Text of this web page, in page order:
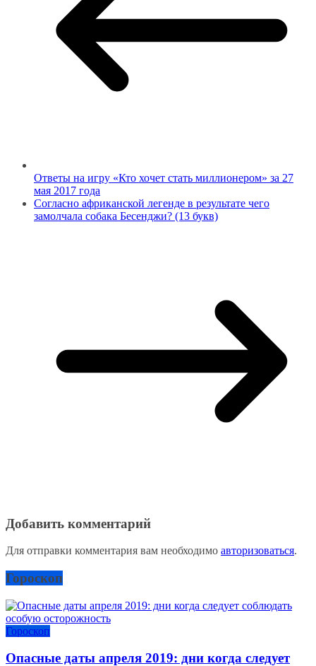
Ответы на игру «Кто хочет стать миллионером» за 27
мая 2017 года
Согласно африканской легенде в результате чего
замолчала собака Бесенджи? (13 букв)
Добавить комментарий
Для отправки комментария вам необходимо авторизоваться.
Гороскоп
Гороскоп
Опасные даты апреля 2019: дни когда следует